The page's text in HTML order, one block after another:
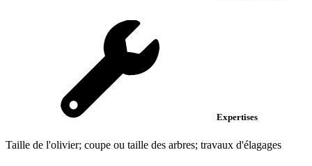
Expertises
Taille de l'olivier; coupe ou taille des arbres; travaux d'élagages